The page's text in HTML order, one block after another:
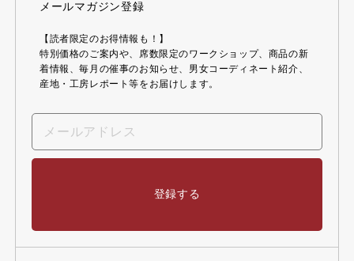
メールマガジン登録
【読者限定のお得情報も！】
特別価格のご案内や、席数限定のワークショップ、商品の新
着情報、毎月の催事のお知らせ、男女コーディネート紹介、
産地・工房レポート等をお届けします。
登録する